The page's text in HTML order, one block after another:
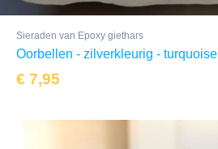
Sieraden van Epoxy giethars
Oorbellen - zilverkleurig - turquoise
€ 7,95